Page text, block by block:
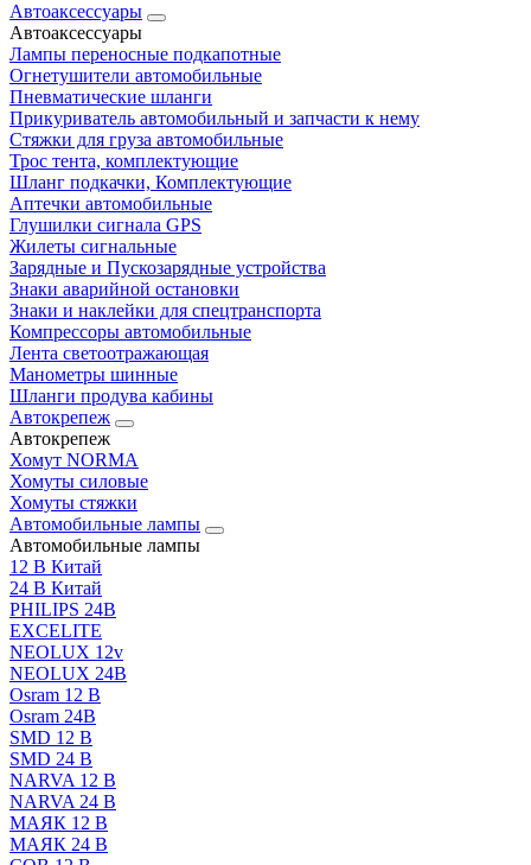
Автоаксессуары
Автоаксессуары
Лампы переносные подкапотные
Огнетушители автомобильные
Пневматические шланги
Прикуриватель автомобильный и запчасти к нему
Стяжки для груза автомобильные
Трос тента, комплектующие
Шланг подкачки, Комплектующие
Аптечки автомобильные
Глушилки сигнала GPS
Жилеты сигнальные
Зарядные и Пускозарядные устройства
Знаки аварийной остановки
Знаки и наклейки для спецтранспорта
Компрессоры автомобильные
Лента светоотражающая
Манометры шинные
Шланги продува кабины
Автокрепеж
Автокрепеж
Хомут NORMA
Хомуты силовые
Хомуты стяжки
Автомобильные лампы
Автомобильные лампы
12 В Китай
24 В Китай
PHILIPS 24В
EXCELITE
NEOLUX 12v
NEOLUX 24В
Osram 12 В
Osram 24В
SMD 12 В
SMD 24 В
NARVA 12 В
NARVA 24 В
МАЯК 12 В
МАЯК 24 В